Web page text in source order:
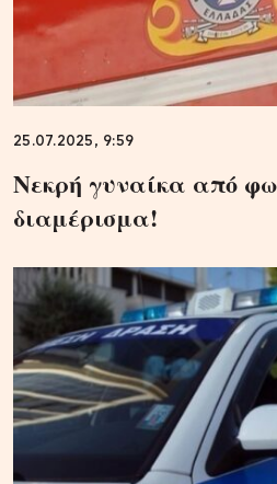
25.07.2025, 9:59
Νεκρή γυναίκα από
διαμέρισμα!